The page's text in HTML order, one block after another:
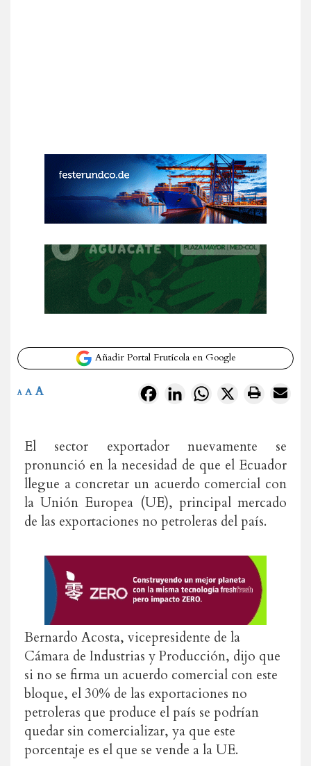
Añadir Portal Frutícola en Google
FacebookLinkedInWhatsApp
X
A A A
El sector exportador nuevamente se
pronunció en la necesidad de que el Ecuador
llegue a concretar un acuerdo comercial con
la Unión Europea (UE), principal mercado
de las exportaciones no petroleras del país.
Bernardo Acosta, vicepresidente de la
Cámara de Industrias y Producción, dijo que
si no se firma un acuerdo comercial con este
bloque, el 30% de las exportaciones no
petroleras que produce el país se podrían
quedar sin comercializar, ya que este
porcentaje es el que se vende a la UE.